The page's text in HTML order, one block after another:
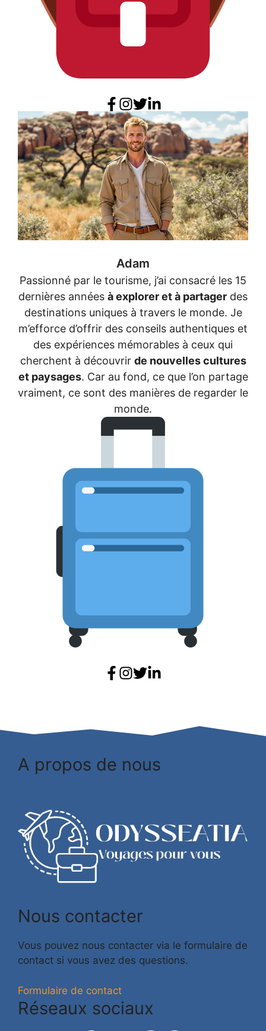
Adam
Passionné par le tourisme, j’ai consacré les 15
dernières années à explorer et à partager des
destinations uniques à travers le monde. Je
m’efforce d’offrir des conseils authentiques et
des expériences mémorables à ceux qui
cherchent à découvrir de nouvelles cultures
et paysages. Car au fond, ce que l’on partage
vraiment, ce sont des manières de regarder le
monde.
A propos de nous
Nous contacter
Vous pouvez nous contacter via le formulaire de
contact si vous avez des questions.
Formulaire de contact
Réseaux sociaux